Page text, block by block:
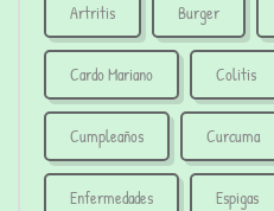
Artritis Burger
Cardo Mariano Colitis
Cumpleaños Curcuma
Enfermedades Espigas